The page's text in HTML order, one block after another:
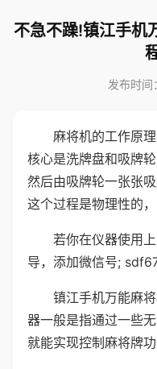
不急不躁!镇江手机
发布时
麻将机的工作原
核心是洗牌盘和吸牌
然后由吸牌轮一张张
这个过程是物理性的，
若你在仪器使用
导，添加微信号;
镇江手机万能麻
器一般是指通过一些
就能实现控制麻将牌功